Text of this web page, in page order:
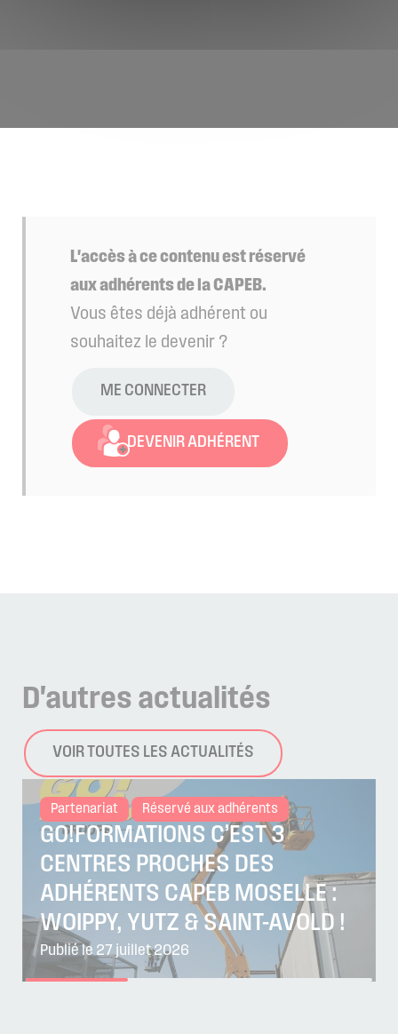
L'accès à ce contenu est réservé
aux adhérents de la CAPEB.
Vous êtes déjà adhérent ou
souhaitez le devenir ?
ME CONNECTER
DEVENIR ADHÉRENT
D'autres actualités
VOIR TOUTES LES ACTUALITÉS
Partenariat Réservé aux adhérents
GO!FORMATIONS C’EST 3
CENTRES PROCHES DES
ADHÉRENTS CAPEB MOSELLE :
WOIPPY, YUTZ & SAINT-AVOLD !
Publié le 27 juillet 2026